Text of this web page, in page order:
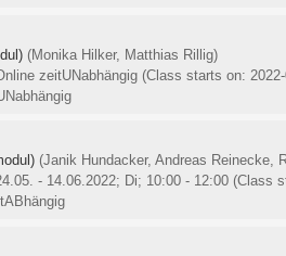
(Monika Hilker, Matthias Rillig)
zeitUNabhängig (Class starts on:
(Janik Hundacker, Andreas Reinecke,
- 14.06.2022; Di; 10:00 - 12:00 (Class